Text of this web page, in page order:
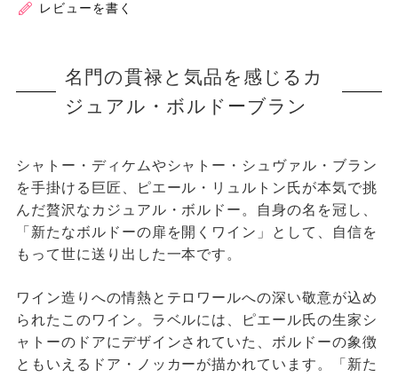
レビューを書く
名門の貫禄と気品を感じるカ
ジュアル・ボルドーブラン
シャトー・ディケムやシャトー・シュヴァル・ブラン
を手掛ける巨匠、ピエール・リュルトン氏が本気で挑
んだ贅沢なカジュアル・ボルドー。自身の名を冠し、
「新たなボルドーの扉を開くワイン」として、自信を
もって世に送り出した一本です。
ワイン造りへの情熱とテロワールへの深い敬意が込め
られたこのワイン。ラベルには、ピエール氏の生家シ
ャトーのドアにデザインされていた、ボルドーの象徴
ともいえるドア・ノッカーが描かれています。「新た